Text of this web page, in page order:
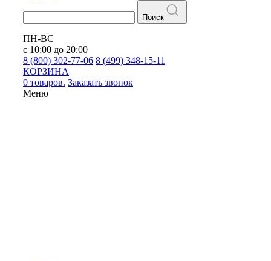
Поиск
ПН-ВС
с 10:00 до 20:00
8 (800) 302-77-06 8 (499) 348-15-11
КОРЗИНА
0 товаров. Заказать звонок
Меню